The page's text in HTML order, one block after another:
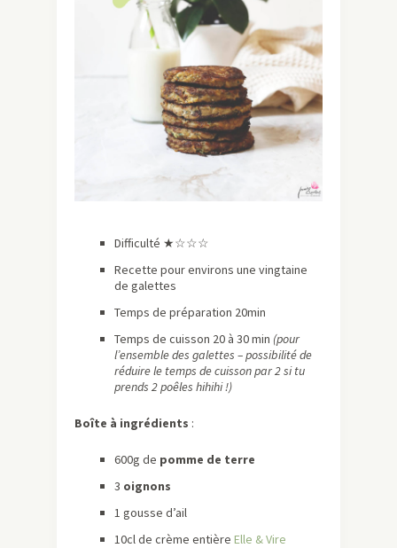
Difficulté ★☆☆☆
Recette pour environs une vingtaine
de galettes
Temps de préparation 20min
Temps de cuisson 20 à 30 min (pour
l’ensemble des galettes – possibilité de
réduire le temps de cuisson par 2 si tu
prends 2 poêles hihihi !)
Boîte à ingrédients :
600g de pomme de terre
3 oignons
1 gousse d’ail
10cl de crème entière Elle & Vire